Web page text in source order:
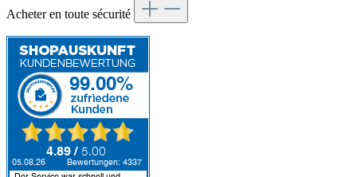
Acheter en toute sécurité